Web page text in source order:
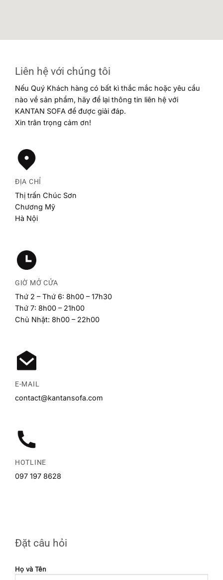
Liên hệ với chúng tôi
Nếu Quý Khách hàng có bất kì thắc mắc hoặc yêu cầu
nào về sản phẩm, hãy để lại thông tin liên hệ với
KANTAN SOFA để được giải đáp.
Xin trân trọng cảm ơn!
ĐỊA CHỈ
Thị trấn Chúc Sơn
Chương Mỹ
Hà Nội
GIỜ MỞ CỬA
Thứ 2 – Thứ 6: 8h00 – 17h30
Thứ 7: 8h00 – 21h00
Chủ Nhật: 8h00 – 22h00
E-MAIL
contact@kantansofa.com
HOTLINE
097 197 8628
Đặt câu hỏi
Họ và Tên